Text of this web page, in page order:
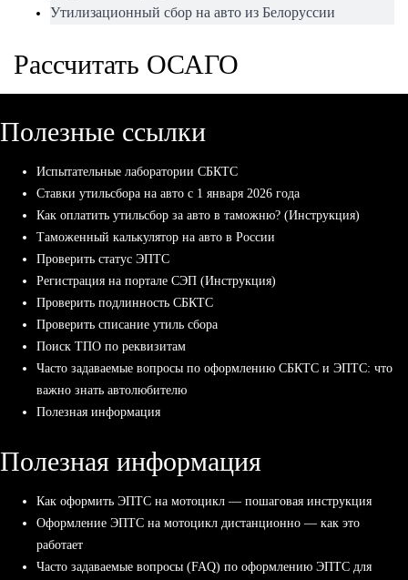
Утилизационный сбор на авто из Белоруссии
Рассчитать ОСАГО
Полезные ссылки
Испытательные лаборатории СБКТС
Ставки утильсбора на авто с 1 января 2026 года
Как оплатить утильсбор за авто в таможню? (Инструкция)
Таможенный калькулятор на авто в России
Проверить статус ЭПТС
Регистрация на портале СЭП (Инструкция)
Проверить подлинность СБКТС
Проверить списание утиль сбора
Поиск ТПО по реквизитам
Часто задаваемые вопросы по оформлению СБКТС и ЭПТС: что
важно знать автолюбителю
Полезная информация
Полезная информация
Как оформить ЭПТС на мотоцикл — пошаговая инструкция
Оформление ЭПТС на мотоцикл дистанционно — как это
работает
Часто задаваемые вопросы (FAQ) по оформлению ЭПТС для